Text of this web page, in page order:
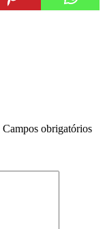
Campos obrigatórios